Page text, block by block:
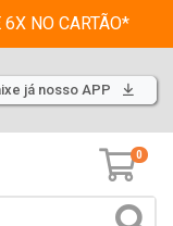
NO CARTÃO*
já nosso APP
0